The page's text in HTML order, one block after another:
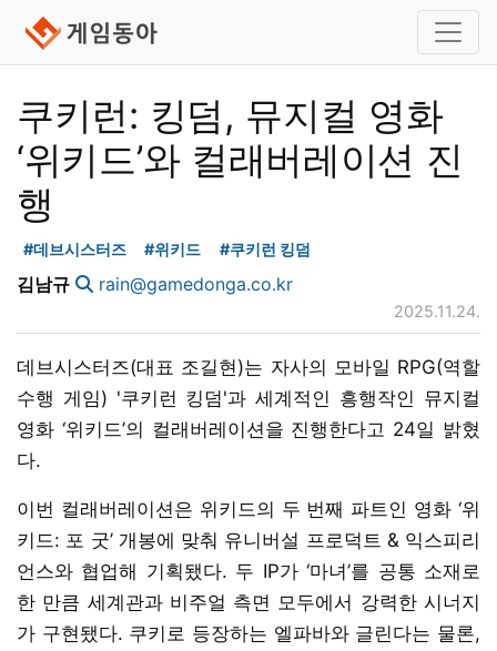
쿠키런: 킹덤, 뮤지컬 영화
‘위키드’와 컬래버레이션 진
행
#데브시스터즈 #위키드 #쿠키런 킹덤
김남규 rain@gamedonga.co.kr
2025.11.24.
데브시스터즈(대표 조길현)는 자사의 모바일 RPG(역할
수행 게임) '쿠키런 킹덤'과 세계적인 흥행작인 뮤지컬
영화 ‘위키드’의 컬래버레이션을 진행한다고 24일 밝혔
다.
이번 컬래버레이션은 위키드의 두 번째 파트인 영화 ‘위
키드: 포 굿’ 개봉에 맞춰 유니버설 프로덕트 & 익스피리
언스와 협업해 기획됐다. 두 IP가 ‘마녀’를 공통 소재로
한 만큼 세계관과 비주얼 측면 모두에서 강력한 시너지
가 구현됐다. 쿠키로 등장하는 엘파바와 글린다는 물론,